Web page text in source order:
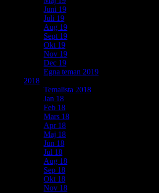
Juni 19
Juli 19
Aug 19
Sept 19
Okt 19
Nov 19
Dec 19
Egna teman 2019
2018
Temalista 2018
Jan 18
Feb 18
Mars 18
Apr 18
Maj 18
Jun 18
Jul 18
Aug 18
Sep 18
Okt 18
Nov 18